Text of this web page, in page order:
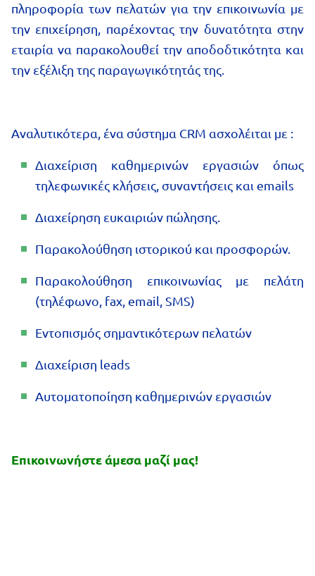
πληροφορία των πελατών για την επικοινωνία με
την επιχείρηση, παρέχοντας την δυνατότητα στην
εταιρία να παρακολουθεί την αποδοδτικότητα και
την εξέλιξη της παραγωγικότητάς της.
Αναλυτικότερα, ένα σύστημα CRM ασχολέιται με :
Διαχείριση καθημερινών εργασιών όπως
τηλεφωνικές κλήσεις, συναντήσεις και emails
Διαχείρηση ευκαιριών πώλησης.
Παρακολούθηση ιστορικού και προσφορών.
Παρακολούθηση επικοινωνίας με πελάτη
(τηλέφωνο, fax, email, SMS)
Εντοπισμός σημαντικότερων πελατών
Διαχείριση leads
Αυτοματοποίηση καθημερινών εργασιών
Επικοινωνήστε άμεσα μαζί μας!